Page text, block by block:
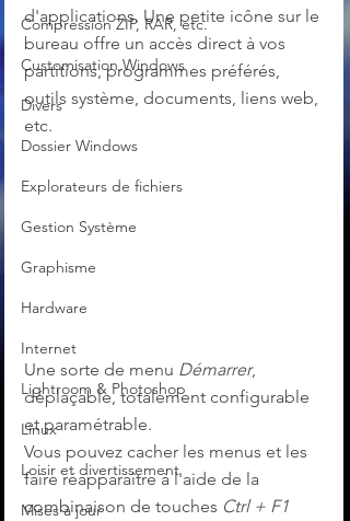
Compression ZIP, RAR, etc.
Customisation Windows
Divers
Dossier Windows
Explorateurs de fichiers
Gestion Système
Graphisme
Hardware
Internet
Lightroom & Photoshop
Linux
Loisir et divertissement
Mises à jour
d'applications. Une petite icône sur le
bureau offre un accès direct à vos
partitions, programmes préférés,
outils système, documents, liens web,
etc.
Une sorte de menu Démarrer,
déplaçable, totalement configurable
et paramétrable.
Vous pouvez cacher les menus et les
faire réapparaître à l'aide de la
combinaison de touches Ctrl + F1